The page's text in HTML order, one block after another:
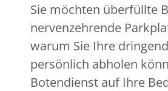
Sie möchten überfüllte
nervenzehrende
warum Sie Ihre
persönlich abholen
Botendienst auf Ihre
weitere Fragen? Unser